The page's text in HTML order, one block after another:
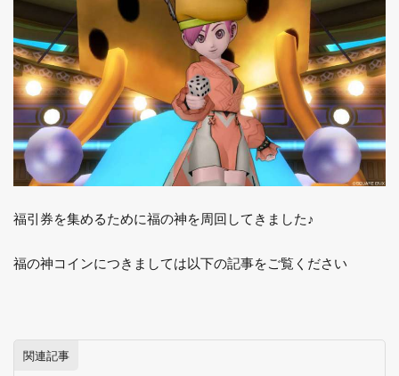
福引券を集めるために福の神を周回してきました♪
福の神コインにつきましては以下の記事をご覧ください
関連記事